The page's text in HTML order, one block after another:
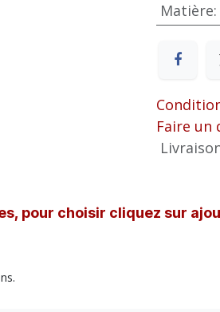
Matière:
Faire un
pour choisir cliquez sur